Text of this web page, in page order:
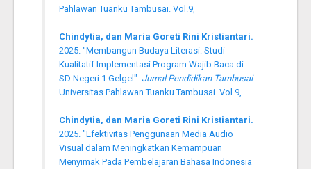
Pahlawan Tuanku Tambusai. Vol.9,
Chindytia, dan Maria Goreti Rini Kristiantari.
2025. "Membangun Budaya Literasi: Studi
Kualitatif Implementasi Program Wajib Baca di
SD Negeri 1 Gelgel". Jurnal Pendidikan Tambusai.
Universitas Pahlawan Tuanku Tambusai. Vol.9,
Chindytia, dan Maria Goreti Rini Kristiantari.
2025. "Efektivitas Penggunaan Media Audio
Visual dalam Meningkatkan Kemampuan
Menyimak Pada Pembelajaran Bahasa Indonesia